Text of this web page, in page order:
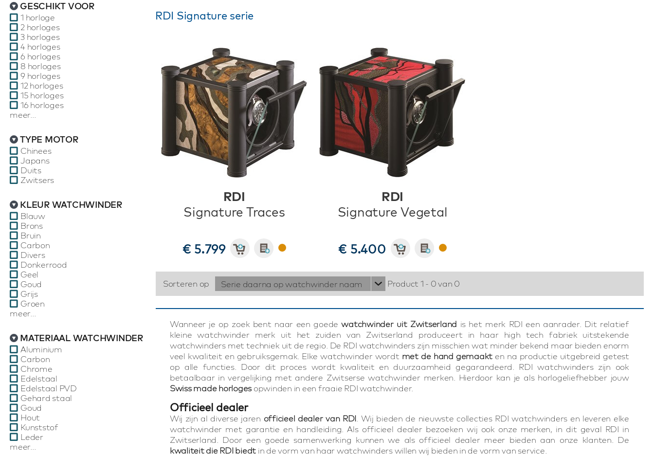
GESCHIKT VOOR
1 horloge
2 horloges
3 horloges
4 horloges
6 horloges
8 horloges
9 horloges
12 horloges
15 horloges
16 horloges
meer...
TYPE MOTOR
Chinees
Japans
Duits
Zwitsers
KLEUR WATCHWINDER
Blauw
Brons
Bruin
Carbon
Divers
Donkerrood
Geel
Goud
Grijs
Groen
meer...
MATERIAAL WATCHWINDER
Aluminium
Carbon
Chrome
Edelstaal
Edelstaal PVD
Gehard staal
Goud
Hout
Kunststof
Leder
meer...
RDI Signature serie
RDI
Signature Traces
€ 5.799
RDI
Signature Vegetal
€ 5.400
Sorteren op Serie daarna op watchwinder naam Product 1 - 0 van 0
Wanneer je op zoek bent naar een goedewatchwinder uit Zwitserland is het merk RDI een aanrader. Dit relatief
kleine watchwinder merk uit het zuiden van Zwitserland produceert in haar high tech fabriek uitstekende
watchwinders met techniek uit de regio. De RDI watchwinders zijn misschien wat minder bekend maar bieden enorm
veel kwaliteit en gebruiksgemak. Elke watchwinder wordt met de hand gemaakt en na productie uitgebreid getest
op alle functies. Door dit proces wordt kwaliteit en duurzaamheid gegarandeerd. RDI watchwinders zijn ook
betaalbaar in vergelijking met andere Zwitserse watchwinder merken. Hierdoor kan je als horlogeliefhebber jouw
Swiss made horloges opwinden in een fraaie RDI watchwinder.
Officieel dealer
Wij zijn al diverse jaren officieel dealer van RDI . Wij bieden de nieuwste collecties RDI watchwinders en leveren elke
watchwinder met garantie en handleiding. Als officieel dealer bezoeken wij ook onze merken, in dit geval RDI in
Zwitserland. Door een goede samenwerking kunnen we als officieel dealer meer bieden aan onze klanten. De
kwaliteit die RDI biedt in de vorm van haar watchwinders willen wij bieden in de vorm van service.